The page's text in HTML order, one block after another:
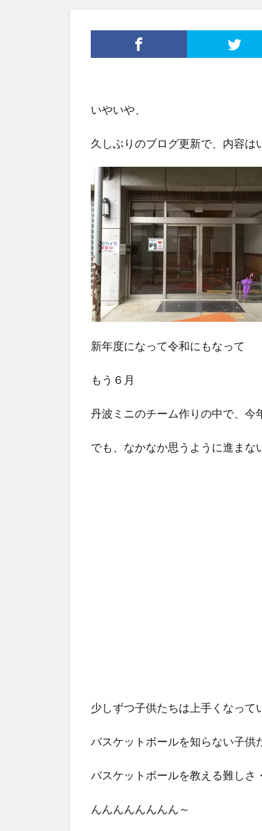
いやいや、
久しぶりのブログ更新で、内容は
新年度になって令和にもなって
もう６月
丹波ミニのチーム作りの中で、今
でも、なかなか思うように進まな
少しずつ子供たちは上手くなって
バスケットボールを知らない子
バスケットボールを教える難しさ
んんんんんんんん～